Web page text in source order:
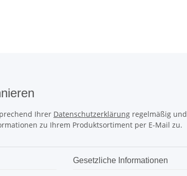
Ihrer Datenschutzerklärung regelmäßig und
zu Ihrem Produktsortiment per E-Mail zu.
Gesetzliche Informationen